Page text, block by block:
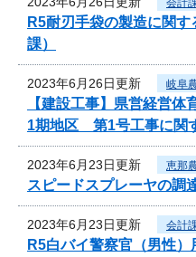
会計
R5耐刃手袋の製造に関
課）
2023年6月26日更新 岐阜
【建設工事】県営経営
1期地区 第1号工事に関
2023年6月23日更新 恵那
スピードスプレーヤの調
2023年6月23日更新 会計
R5白バイ警察官（男性